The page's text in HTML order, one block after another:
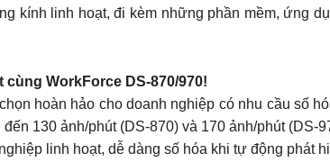
kính linh hoạt, đi kèm những phần mềm, ứng
WorkForce DS-870/970!
hoàn hảo cho doanh nghiệp có nhu cầu số
130 ảnh/phút (DS-870) và 170 ảnh/phút (DS-
linh hoạt, dễ dàng số hóa khi tự động phát